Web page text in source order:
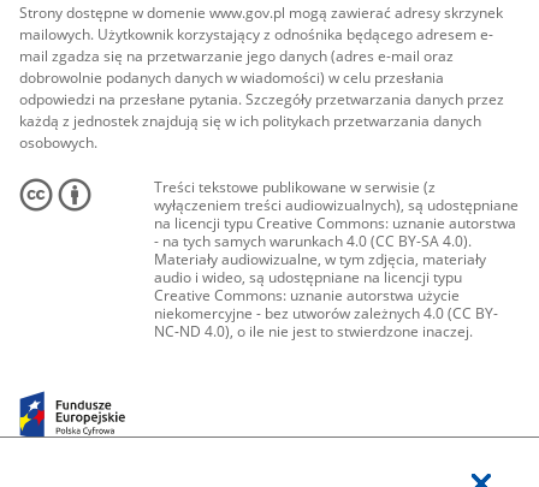
Strony dostępne w domenie www.gov.pl mogą zawierać adresy skrzynek
mailowych. Użytkownik korzystający z odnośnika będącego adresem e-
mail zgadza się na przetwarzanie jego danych (adres e-mail oraz
dobrowolnie podanych danych w wiadomości) w celu przesłania
odpowiedzi na przesłane pytania. Szczegóły przetwarzania danych przez
każdą z jednostek znajdują się w ich politykach przetwarzania danych
osobowych.
Treści tekstowe publikowane w serwisie (z
wyłączeniem treści audiowizualnych), są udostępniane
na licencji typu Creative Commons: uznanie autorstwa
- na tych samych warunkach 4.0 (CC BY-SA 4.0).
Materiały audiowizualne, w tym zdjęcia, materiały
audio i wideo, są udostępniane na licencji typu
Creative Commons: uznanie autorstwa użycie
niekomercyjne - bez utworów zależnych 4.0 (CC BY-
NC-ND 4.0), o ile nie jest to stwierdzone inaczej.